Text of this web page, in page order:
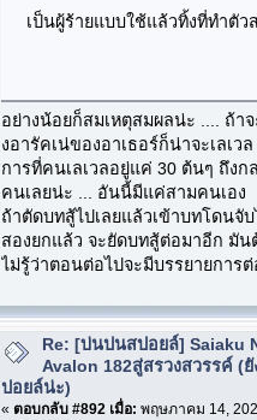
เป็นผู้ร้ายแบบใช้แล้วทิ้งที่ทำตั
อย่างน้อยก็สมเหตุสมผลน่ะ .... ถ้า
งอารัคเน่ของอาเธอร์ก็น่าจะเลเว
การที่คนเลเวลอยู่แค่ 30 ต้นๆ ถึงก
คนเลยน่ะ ... อันนี้มีแค่สามคนเอง
ถ้าตัดบทสู้ไปเลยแล้วเข้าบทโดนจั
สองยกแล้ว จะยัดบทสู้ต่อมาอีก มัน
ไม่รู้ว่าตอนต่อไปจะมีบรรยายการ
Re: [บ่นปนสปอยล์] Saiaku
Avalon 182สู่สรวงสวรรค์ (ยั
ปอยล์น่ะ)
« ตอบกลับ #892 เมื่อ: พฤษภาคม 14,